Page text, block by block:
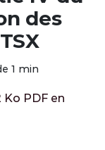
des
1 min
Ko PDF en